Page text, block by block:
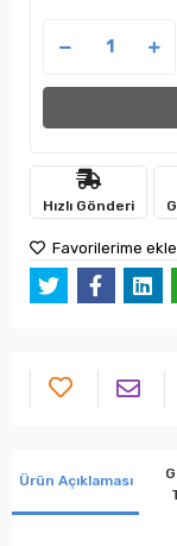
Hızlı Gönderi
Favorilerime ekle
Ürün Açıklaması